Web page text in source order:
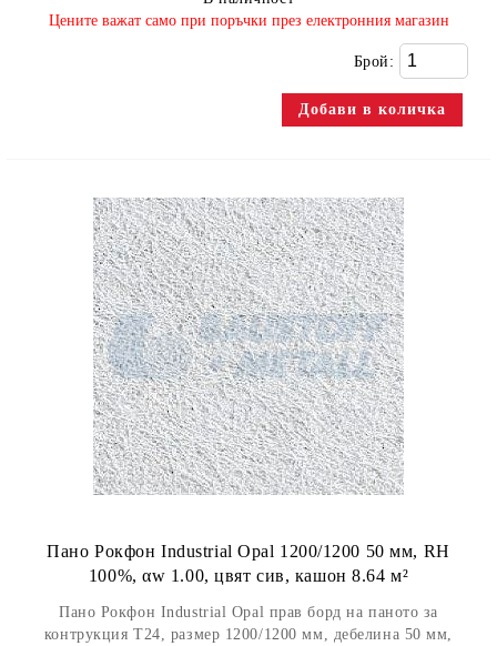
​Цените важат само при поръчки през електронния магазин
Брой:
Пано Рокфон Industrial Opal 1200/1200 50 мм, RH
100%, αw 1.00, цвят сив, кашон 8.64 м²
Пано Рокфон Industrial Opal прав борд на паното за
контрукция Т24, размер 1200/1200 мм, дебелина 50 мм,